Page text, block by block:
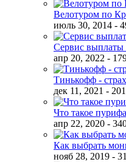
Велотуром по
июль 30, 2014 -
Сервис выплаты
апр 20, 2022 -
Тинькофф -
дек 11, 2021 -
Что такое
апр 22, 2020 -
Как выбрать
нояб 28, 2019 -